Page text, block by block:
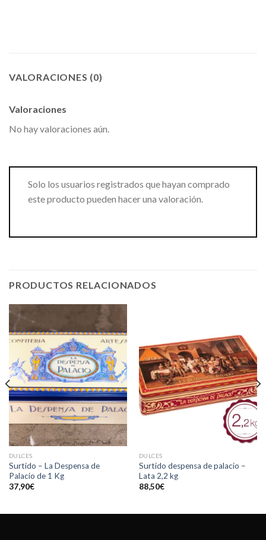
VALORACIONES (0)
Valoraciones
No hay valoraciones aún.
Solo los usuarios registrados que hayan comprado
este producto pueden hacer una valoración.
PRODUCTOS RELACIONADOS
DULCES
Surtido – La Despensa de
Palacio de 1 Kg
37,90€
DULCES
Surtido despensa de palacio –
Lata 2,2 kg
88,50€